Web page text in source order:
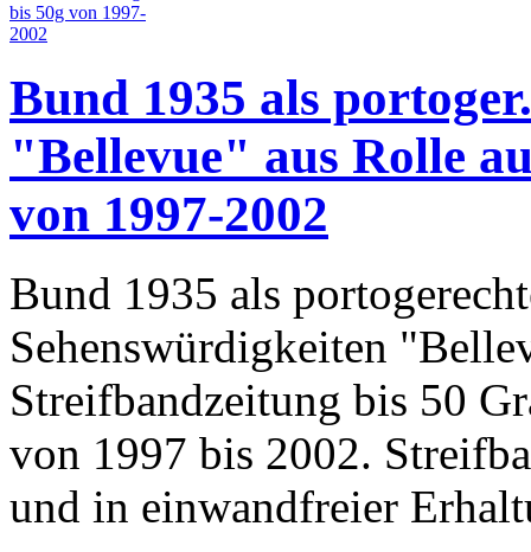
Bund 1935 als
"Bellevue" aus Rolle
von 1997-2002
Bund 1935 als
Sehenswürdigkeiten
Streifbandzeitung bis 50
von 1997 bis 2002.
und in einwandfreier